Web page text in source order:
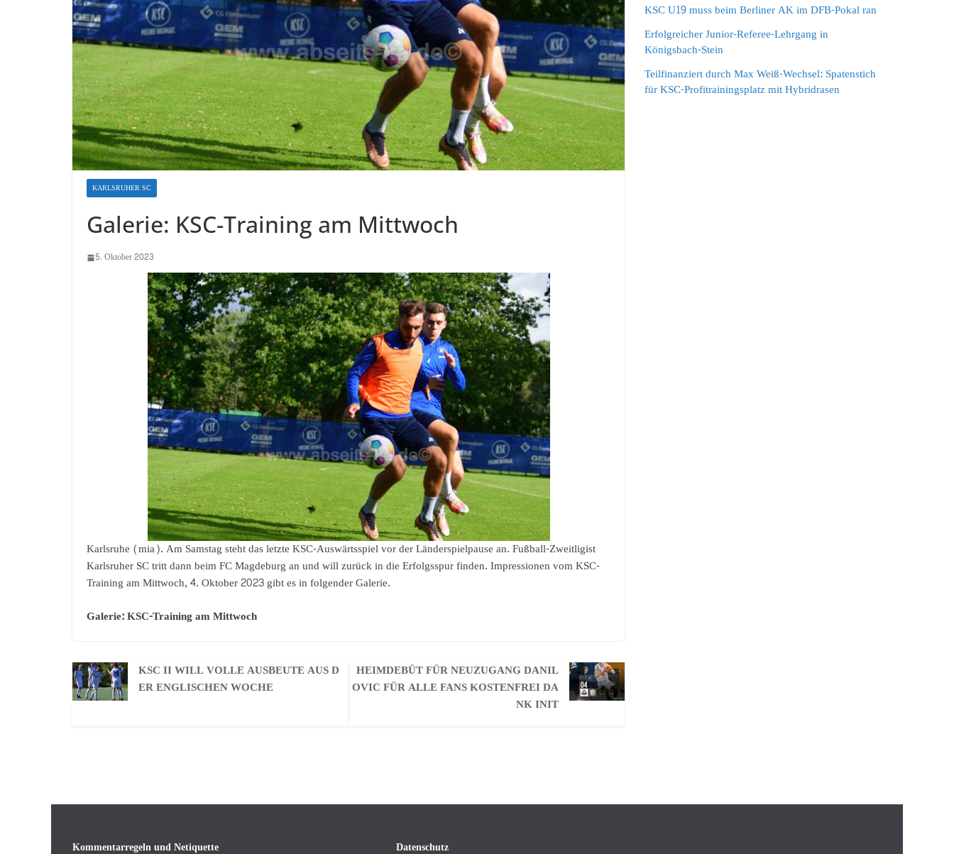
KARLSRUHER SC
Galerie: KSC-Training am Mittwoch
5. Oktober 2023
Karlsruhe (mia). Am Samstag steht das letzte KSC-Auswärtsspiel vor der Länderspielpause an. Fußball-Zweitligist
Karlsruher SC tritt dann beim FC Magdeburg an und will zurück in die Erfolgsspur finden. Impressionen vom KSC-
Training am Mittwoch, 4. Oktober 2023 gibt es in folgender Galerie.
Galerie: KSC-Training am Mittwoch
KSC II WILL VOLLE AUSBEUTE AUS D
ER ENGLISCHEN WOCHE
HEIMDEBÜT FÜR NEUZUGANG DANIL
OVIC FÜR ALLE FANS KOSTENFREI DA
NK INIT
KSC U19 muss beim Berliner AK im DFB-Pokal ran
Erfolgreicher Junior-Referee-Lehrgang in
Königsbach-Stein
Teilfinanziert durch Max Weiß-Wechsel: Spatenstich
für KSC-Profitrainingsplatz mit Hybridrasen
Kommentarregeln und Netiquette Datenschutz